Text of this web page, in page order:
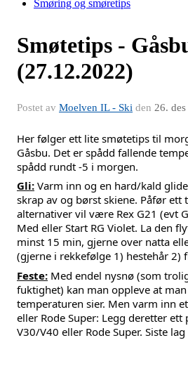
Smøring og smøretips
Smøtetips -
(27.12.2022)
Postet av Moelven IL - Ski den 26.
Her følger ett lite smøtetips til
Gåsbu. Det er spådd fallende
spådd rundt -5 i morgen.
Gli: Varm inn og en hard/kald
skrap av og børst skiene. Påfør
alternativer vil være Rex G21 (evt
Med eller Start RG Violet. La den
minst 15 min, gjerne over natta
(gjerne i rekkefølge 1) hestehår 2)
Feste: Med endel nysnø (som
fuktighet) kan man oppleve at
temperaturen sier. Men varm inn
eller Rode Super: Legg deretter
V30/V40 eller Rode Super. Siste